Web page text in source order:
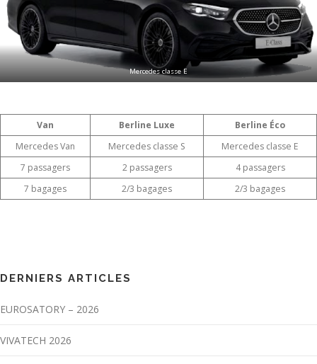
Mercedes classe E
Van Berline Luxe
Berline Éco
Mercedes Van
Mercedes classe S
Mercedes classe E
7 passagers
2 passagers
4 passagers
7 bagages
2/3 bagages 2/3 bagages
DERNIERS ARTICLES
EUROSATORY – 2026
VIVATECH 2026